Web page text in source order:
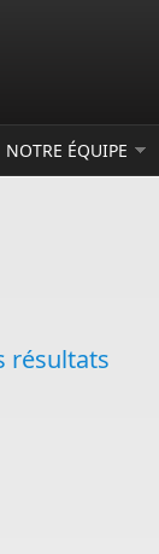
NOTRE ÉQUIPE
résultats